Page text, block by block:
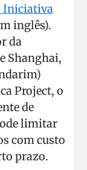
Iniciativa
inglês).
da
Shanghai,
Project, o
de
limitar
com custo
prazo.